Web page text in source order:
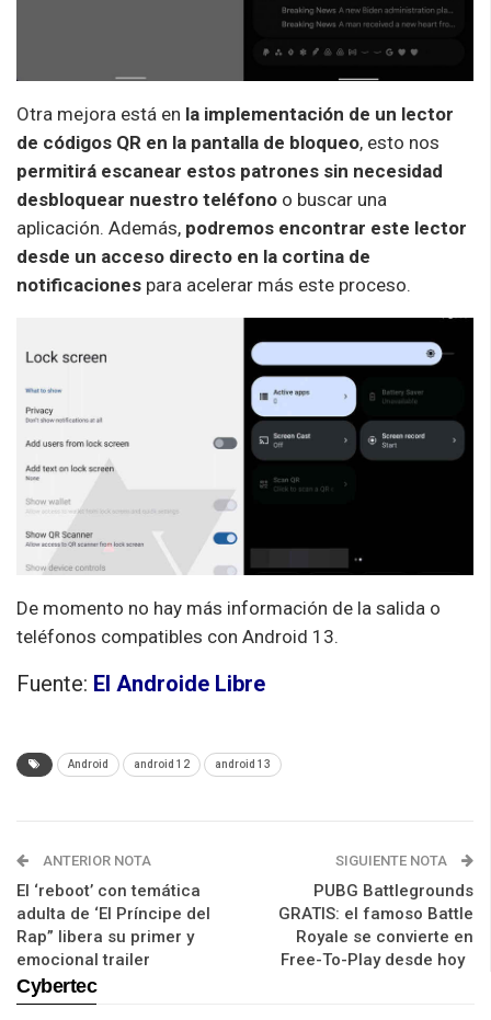
Otra mejora está en la implementación de un lector
de códigos QR en la pantalla de bloqueo, esto nos
permitirá escanear estos patrones sin necesidad
desbloquear nuestro teléfono o buscar una
aplicación. Además, podremos encontrar este lector
desde un acceso directo en la cortina de
notificaciones para acelerar más este proceso.
De momento no hay más información de la salida o
teléfonos compatibles con Android 13.
Fuente: El Androide Libre
Android android 12 android 13
ANTERIOR NOTA
El ‘reboot’ con temática
adulta de ‘El Príncipe del
Rap” libera su primer y
emocional trailer
SIGUIENTE NOTA
PUBG Battlegrounds
GRATIS: el famoso Battle
Royale se convierte en
Free-To-Play desde hoy
Cybertec